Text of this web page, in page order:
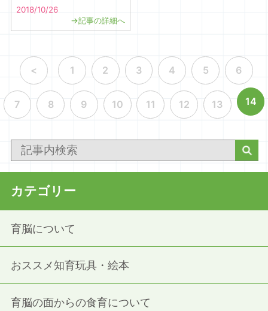
2018/10/26
→記事の詳細へ
< 1 2 3 4 5 6
7 8 9 10 11 12 13 14
カテゴリー
育脳について
おススメ知育玩具・絵本
育脳の面からの食育について